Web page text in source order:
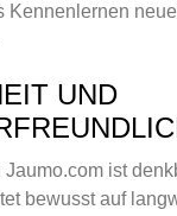
Kennenlernen
UND
ist
bewusst auf